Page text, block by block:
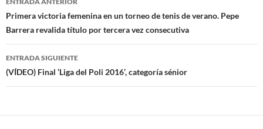
de
entradas
Primera victoria femenina en un torneo de tenis de verano. Pepe
Barrera revalida título por tercera vez consecutiva
ENTRADA SIGUIENTE
(VÍDEO) Final ‘Liga del Poli 2016’, categoría sénior